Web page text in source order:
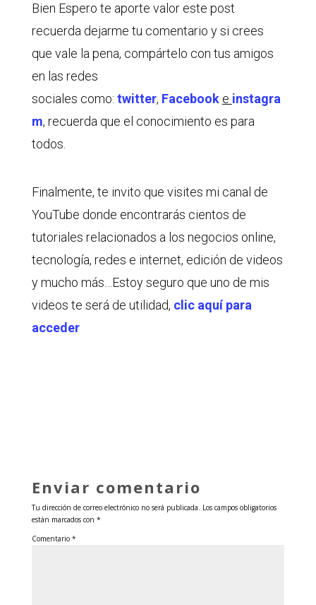
Bien Espero te aporte valor este post
recuerda dejarme tu comentario y si crees
que vale la pena, compártelo con tus amigos
en las redes
sociales como: twitter, Facebook e instagra
m, recuerda que el conocimiento es para
todos.
Finalmente, te invito que visites mi canal de
YouTube donde encontrarás cientos de
tutoriales relacionados a los negocios online,
tecnología, redes e internet, edición de videos
y mucho más…Estoy seguro que uno de mis
videos te será de utilidad, clic aquí para
acceder
Enviar comentario
Tu dirección de correo electrónico no será publicada. Los campos obligatorios
están marcados con *
Comentario *